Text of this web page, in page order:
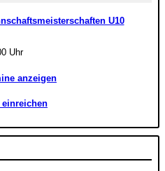
U10
Uhr
anzeigen
einreichen